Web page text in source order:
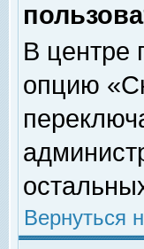
В центре
опцию
Вернуться